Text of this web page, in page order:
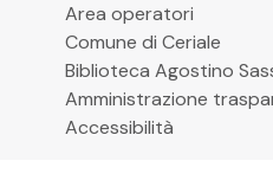
Area operatori
Comune di Ceriale
Biblioteca Agostino
Amministrazione
Accessibilità